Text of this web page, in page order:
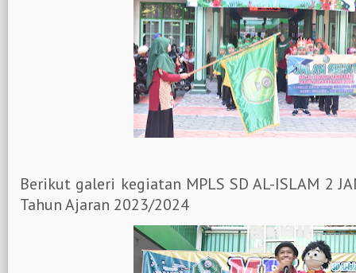
Berikut galeri kegiatan MPLS SD AL-ISLAM 2
Tahun Ajaran 2023/2024